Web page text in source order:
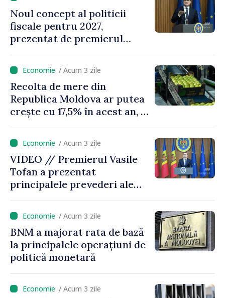
oamenilor”
Noul concept al politicii
fiscale pentru 2027,
prezentat de premierul
puțin munca, stimulăm
investițiile, taxăm viciile și
echilibrăm taxarea
consumului”
/ Acum 3 zile
Recolta de mere din
Republica Moldova ar putea
crește cu 17,5% în acest an, în
este estimată în scădere
/ Acum 3 zile
VIDEO // Premierul Vasile
Tofan a prezentat
principalele prevederi ale
2027
/ Acum 3 zile
BNM a majorat rata de bază
la principalele operațiuni de
politică monetară
/ Acum 3 zile